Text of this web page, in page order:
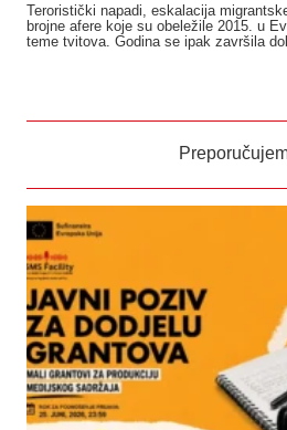
Teroristički napadi, eskalacija
brojne afere koje su obeležile 2015. u
teme tvitova. Godina se ipak završila